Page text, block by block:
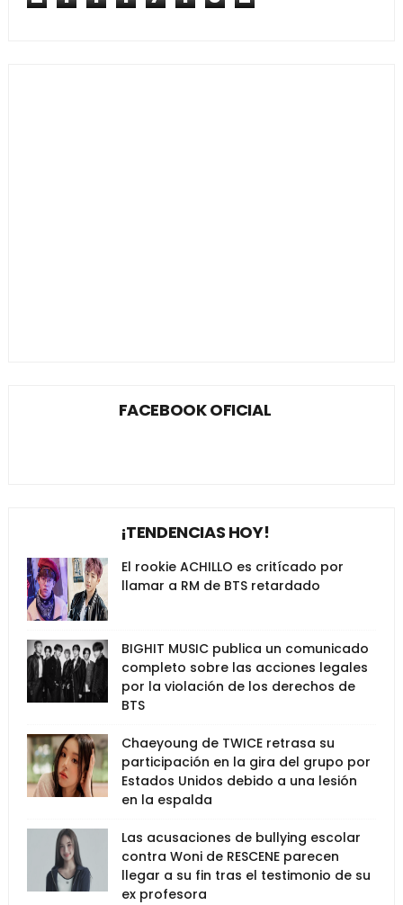
FACEBOOK OFICIAL
¡TENDENCIAS HOY!
El rookie ACHILLO es critícado por
llamar a RM de BTS retardado
BIGHIT MUSIC publica un comunicado
completo sobre las acciones legales
por la violación de los derechos de
BTS
Chaeyoung de TWICE retrasa su
participación en la gira del grupo por
Estados Unidos debido a una lesión
en la espalda
Las acusaciones de bullying escolar
contra Woni de RESCENE parecen
llegar a su fin tras el testimonio de su
ex profesora